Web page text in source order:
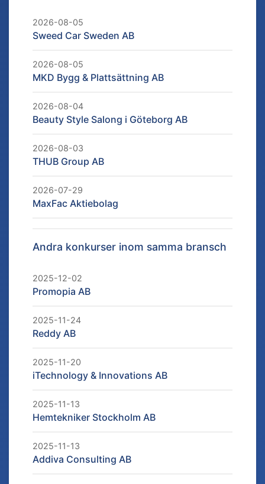
2026-08-05
Sweed Car Sweden AB
2026-08-05
MKD Bygg & Plattsättning AB
2026-08-04
Beauty Style Salong i Göteborg AB
2026-08-03
THUB Group AB
2026-07-29
MaxFac Aktiebolag
Andra konkurser inom samma bransch
2025-12-02
Promopia AB
2025-11-24
Reddy AB
2025-11-20
iTechnology & Innovations AB
2025-11-13
Hemtekniker Stockholm AB
2025-11-13
Addiva Consulting AB